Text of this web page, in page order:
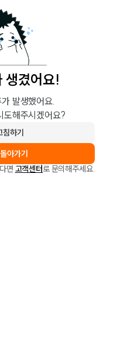
생겼어요!
발생했어요.
도해주시겠어요?
침하기
아가기
면 고객센터로 문의해주세요.